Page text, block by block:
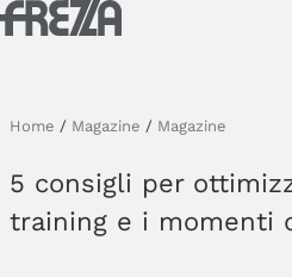
Skip to main content
Progetti e ispirazioni
Home / Magazine / Magazine
5 consigli per
training e i momenti